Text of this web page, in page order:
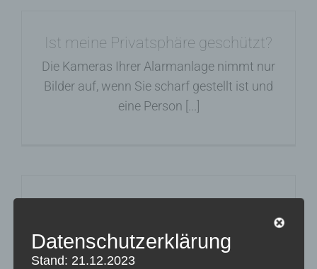
Ist meine Privatsphäre geschützt?
Die Kameras Ihrer Alarmanlage nimmt nur
Bilder auf, wenn Sie scharf gestellt ist und
eine Person [...]
Mit Wartungsvertrag prüfen wir einmal im
Datenschutzerklärung
Stand: 21.12.2023